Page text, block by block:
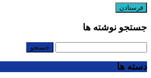
جستجو نوشته ها
دسته ها